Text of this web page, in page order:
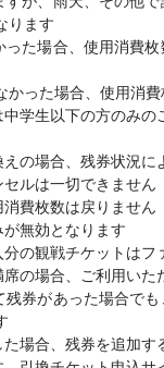
ります
た場合、使用消費
った場合、使用消
学生以下の方のみの
の場合、残券状況
ルは一切できません
費枚数は戻りません
無効となります
の観戦チケットは
の場合、ご利用いた
券があった場合で
場合、残券を追加す